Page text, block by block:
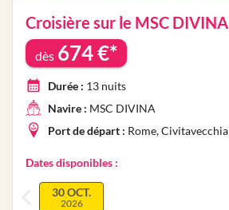
Croisière sur le MSC DIVINA
dès 674€*
Durée : 13 nuits
Navire : MSC DIVINA
Port de départ : Rome, Civitavecchia
Dates disponibles :
30 OCT.
2026